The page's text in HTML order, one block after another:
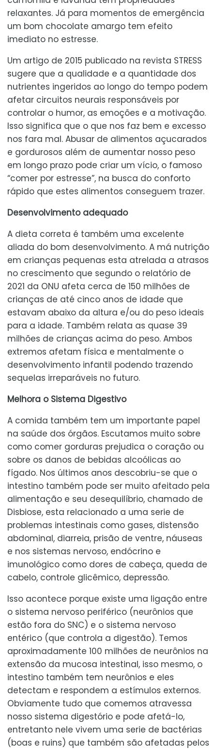
relaxantes. Já para momentos de emergência
um bom chocolate amargo tem efeito
imediato no estresse.
Um artigo de 2015 publicado na revista STRESS
sugere que a qualidade e a quantidade dos
nutrientes ingeridos ao longo do tempo podem
afetar circuitos neurais responsáveis por
controlar o humor, as emoções e a motivação.
Isso significa que o que nos faz bem e excesso
nos fara mal. Abusar de alimentos açucarados
e gordurosos além de aumentar nosso peso
em longo prazo pode criar um vício, o famoso
“comer por estresse”, na busca do conforto
rápido que estes alimentos conseguem trazer.
Desenvolvimento adequado
A dieta correta é também uma excelente
aliada do bom desenvolvimento. A má nutrição
em crianças pequenas esta atrelada a atrasos
no crescimento que segundo o relatório de
2021 da ONU afeta cerca de 150 milhões de
crianças de até cinco anos de idade que
estavam abaixo da altura e/ou do peso ideais
para a idade. Também relata as quase 39
milhões de crianças acima do peso. Ambos
extremos afetam física e mentalmente o
desenvolvimento infantil podendo trazendo
sequelas irreparáveis no futuro.
Melhora o Sistema Digestivo
A comida também tem um importante papel
na saúde dos órgãos. Escutamos muito sobre
como comer gorduras prejudica o coração ou
sobre os danos de bebidas alcoólicas ao
fígado. Nos últimos anos descobriu-se que o
intestino também pode ser muito afeitado pela
alimentação e seu desequilíbrio, chamado de
Disbiose, esta relacionado a uma serie de
problemas intestinais como gases, distensão
abdominal, diarreia, prisão de ventre, náuseas
e nos sistemas nervoso, endócrino e
imunológico como dores de cabeça, queda de
cabelo, controle glicêmico, depressão.
Isso acontece porque existe uma ligação entre
o sistema nervoso periférico (neurônios que
estão fora do SNC) e o sistema nervoso
entérico (que controla a digestão). Temos
aproximadamente 100 milhões de neurônios na
extensão da mucosa intestinal, isso mesmo, o
intestino também tem neurônios e eles
detectam e respondem a estímulos externos.
Obviamente tudo que comemos atravessa
nosso sistema digestório e pode afetá-lo,
entretanto nele vivem uma serie de bactérias
(boas e ruins) que também são afetadas pelos